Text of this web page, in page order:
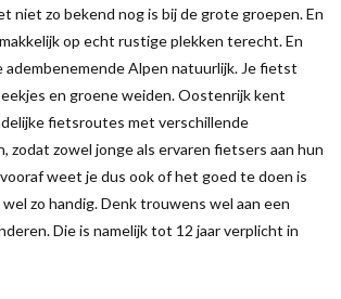
niet zo bekend nog is bij de grote groepen. En
op echt rustige plekken terecht. En
Alpen natuurlijk. Je fietst
en groene weiden. Oostenrijk kent
fietsroutes met verschillende
zodat zowel jonge als ervaren fietsers aan hun
weet je dus ook of het goed te doen is
zo handig. Denk trouwens wel aan een
Die is namelijk tot 12 jaar verplicht in